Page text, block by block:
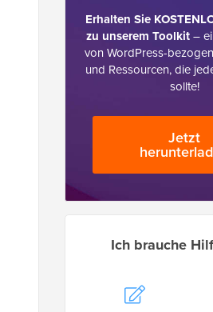
Erhalten Sie
zu unserem Toolkit–
von WordPress-
und Ressourcen, die
sollte!
Jetzt
Ich brauche